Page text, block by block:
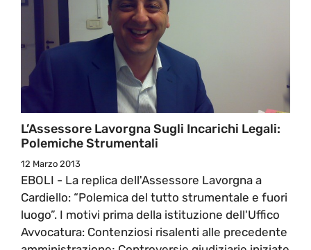
L’Assessore Lavorgna Sugli Incarichi Legali:
Polemiche Strumentali
12 Marzo 2013
EBOLI - La replica dell'Assessore Lavorgna a
Cardiello: “Polemica del tutto strumentale e fuori
luogo”. I motivi prima della istituzione dell'Uffico
Avvocatura: Contenziosi risalenti alle precedente